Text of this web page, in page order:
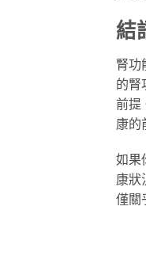
結
腎功
的腎
前提
康的
如果
康狀
僅關